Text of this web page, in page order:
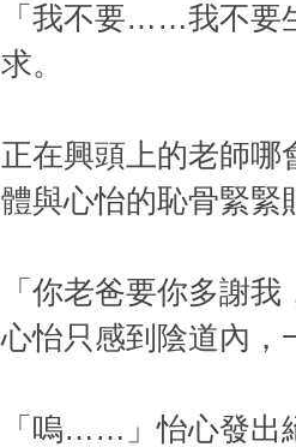
「我不要……我不要
求。
正在興頭上的老師哪
體與心怡的恥骨緊緊
「你老爸要你多謝
心怡只感到陰道內，
「嗚……」怡心發出